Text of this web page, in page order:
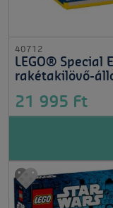
40712
LEGO® Special
rakétakilövő-
21 995 Ft